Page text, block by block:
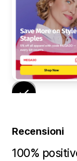
Recensioni
100%